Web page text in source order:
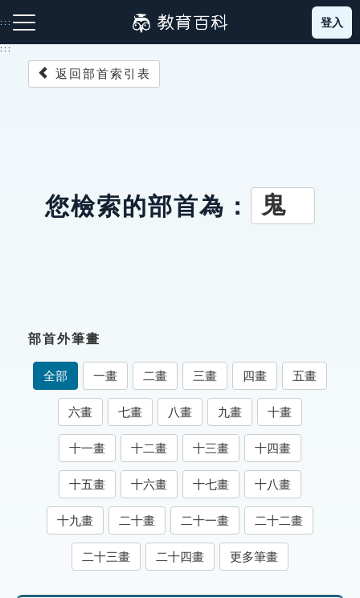
到
主
:::
成語故事
索引選單
知識索引
單字索引
生命大百科索引
遊戲專區
登入
:::
返回部首索引表
您檢索的部首為： 鬼
部首外筆畫
全部 一畫 二畫 三畫 四畫 五畫
六畫 七畫 八畫 九畫 十畫
十一畫 十二畫 十三畫 十四畫
十五畫 十六畫 十七畫 十八畫
十九畫 二十畫 二十一畫 二十二畫
二十三畫 二十四畫 更多筆畫